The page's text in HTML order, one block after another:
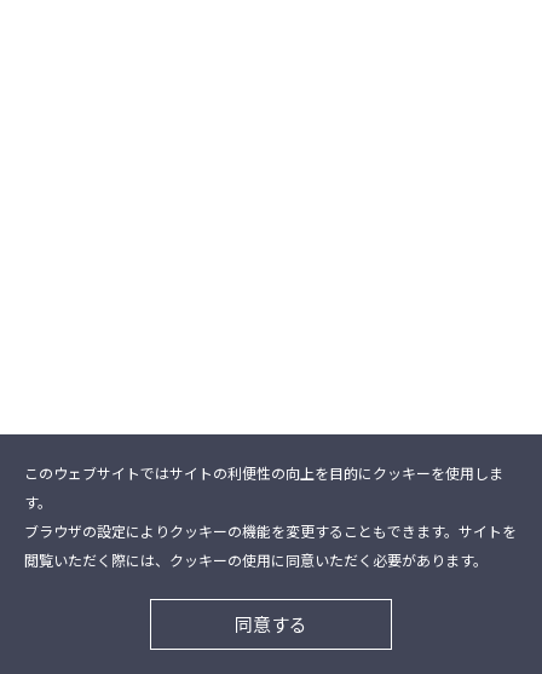
このウェブサイトではサイトの利便性の向上を目的にクッキーを使用しま
す。
ブラウザの設定によりクッキーの機能を変更することもできます。サイトを
閲覧いただく際には、クッキーの使用に同意いただく必要があります。
同意する